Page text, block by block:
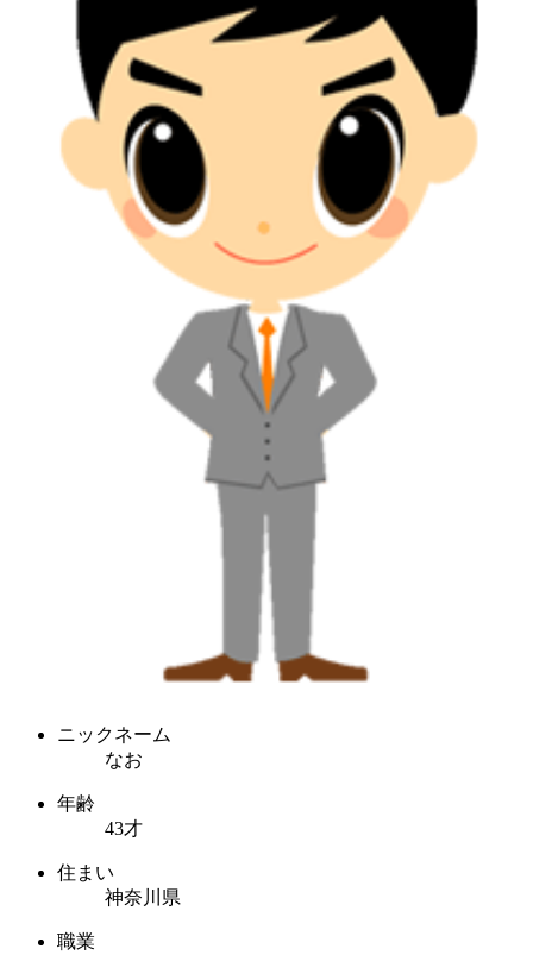
ニックネーム
なお
年齢
43才
住まい
神奈川県
職業